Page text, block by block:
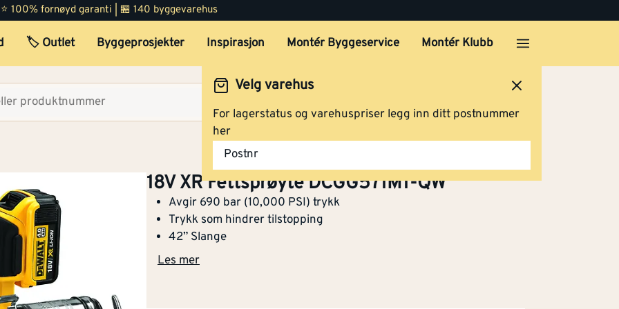
100% fornøyd garanti | 🏪 140 byggevarehus
🏷️ Outlet Byggeprosjekter Inspirasjon Montér Byggeservice Montér Klubb
Velg varehus
For lagerstatus og varehuspriser legg inn ditt postnummer
her
Postnr
18V XR Fettsprøyte DCGG571M1-QW
Avgir 690 bar (10,000 PSI) trykk
Trykk som hindrer tilstopping
42” Slange
Les mer